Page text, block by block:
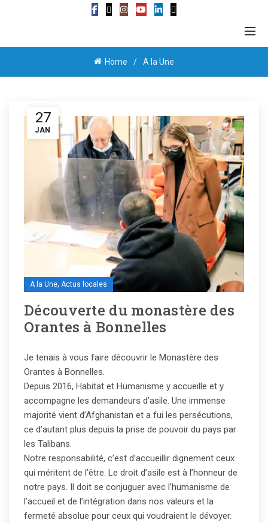
Home A la Une
27
JAN
A la Une, Actus locales
Découverte du monastère des
Orantes à Bonnelles
Je tenais à vous faire découvrir le Monastère des
Orantes à Bonnelles.
Depuis 2016, Habitat et Humanisme y accueille et y
accompagne les demandeurs d’asile. Une immense
majorité vient d’Afghanistan et a fui les persécutions,
ce d’autant plus depuis la prise de pouvoir du pays par
les Talibans.
Notre responsabilité, c’est d’accueillir dignement ceux
qui méritent de l’être. Le droit d’asile est à l’honneur de
notre pays. Il doit se conjuguer avec l’humanisme de
l’accueil et de l’intégration dans nos valeurs et la
fermeté absolue pour ceux qui voudraient le dévoyer.